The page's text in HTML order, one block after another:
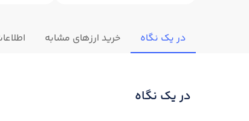
در یک نگاه خرید ارزهای مشابه
در یک نگاه